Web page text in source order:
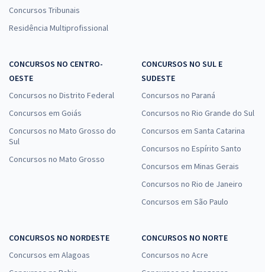
Concursos Tribunais
Residência Multiprofissional
CONCURSOS NO CENTRO-
OESTE
Concursos no Distrito Federal
Concursos em Goiás
Concursos no Mato Grosso do
Sul
Concursos no Mato Grosso
CONCURSOS NO SUL E
SUDESTE
Concursos no Paraná
Concursos no Rio Grande do Sul
Concursos em Santa Catarina
Concursos no Espírito Santo
Concursos em Minas Gerais
Concursos no Rio de Janeiro
Concursos em São Paulo
CONCURSOS NO NORDESTE
Concursos em Alagoas
CONCURSOS NO NORTE
Concursos no Acre